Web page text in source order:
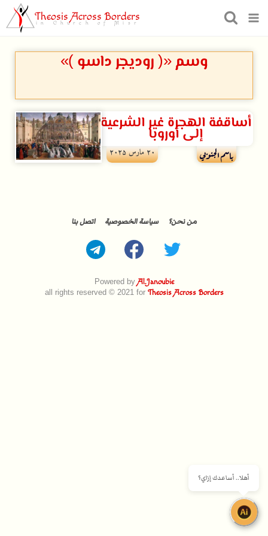
Theosis Across Borders
in Church of Misr
وسم «( روديجر داسو )»
أساقفة الهجرة غير الشرعية
إلى أوروبا
باسم الجنوبي ۲۰ مارس ۲۰۲۵
Powered by Al.Janoubie
all rights reserved © 2021 for Theosis Across Borders
من نحن؟ سياسة الخصوصية اتصل بنا
أهلا.. أساعدك إزاي؟